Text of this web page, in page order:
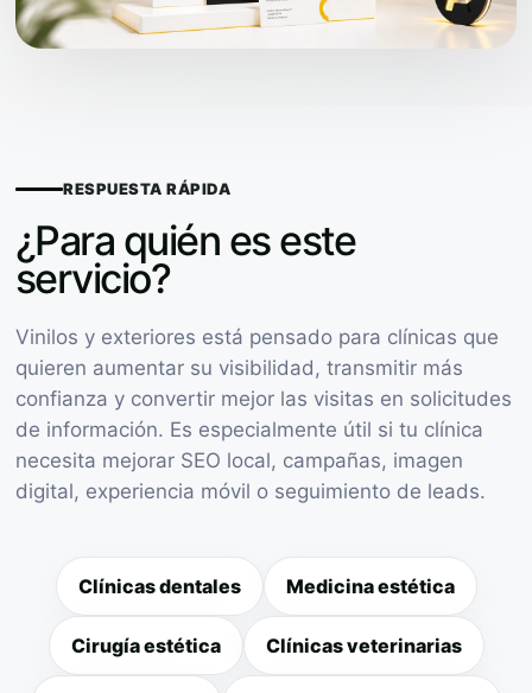
RESPUESTA RÁPIDA
¿Para quién es este
servicio?
Vinilos y exteriores está pensado para clínicas que
quieren aumentar su visibilidad, transmitir más
confianza y convertir mejor las visitas en solicitudes
de información. Es especialmente útil si tu clínica
necesita mejorar SEO local, campañas, imagen
digital, experiencia móvil o seguimiento de leads.
Clínicas dentales Medicina estética
Cirugía estética Clínicas veterinarias